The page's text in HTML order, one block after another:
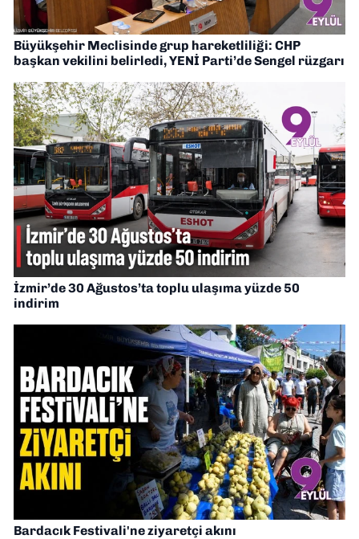
Büyükşehir Meclisinde grup hareketliliği: CHP
başkan vekilini belirledi, YENİ Parti’de Sengel rüzgarı
İzmir’de 30 Ağustos’ta toplu ulaşıma yüzde 50
indirim
Bardacık Festivali'ne ziyaretçi akını